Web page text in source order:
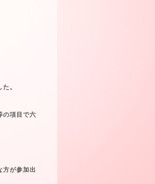
。
の項目で六
方が参加出